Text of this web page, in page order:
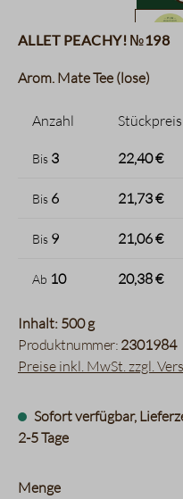
Allet Peachy! №198
Arom. Mate Tee (lose)
Anzahl Stückpreis
Bis 3 22,40 €
Bis 6 21,73 €
Bis 9 21,06 €
Ab 10 20,38 €
Inhalt: 500 g
Produktnummer: 2301984
Preise inkl. MwSt. zzgl.
Sofort verfügbar,
2-5 Tage
Mengeauswählen